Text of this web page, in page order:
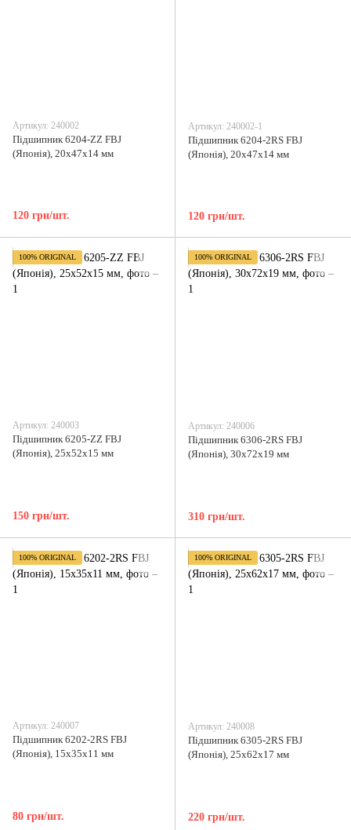
Артикул: 240002
Підшипник 6204-ZZ FBJ
(Японія), 20x47x14 мм
120 грн/шт.
Артикул: 240002-1
Підшипник 6204-2RS FBJ
(Японія), 20x47x14 мм
120 грн/шт.
100% ORIGINAL
Артикул: 240003
Підшипник 6205-ZZ FBJ
(Японія), 25x52x15 мм
150 грн/шт.
100% ORIGINAL
Артикул: 240006
Підшипник 6306-2RS FBJ
(Японія), 30x72x19 мм
310 грн/шт.
100% ORIGINAL
Артикул: 240007
Підшипник 6202-2RS FBJ
(Японія), 15x35x11 мм
80 грн/шт.
100% ORIGINAL
Артикул: 240008
Підшипник 6305-2RS FBJ
(Японія), 25x62x17 мм
220 грн/шт.